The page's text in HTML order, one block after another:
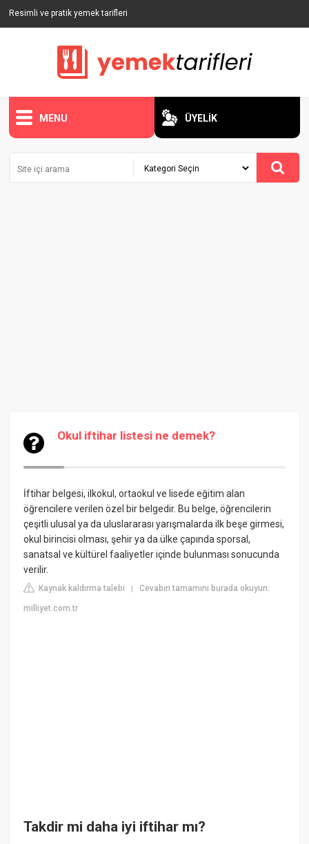
Resimli ve pratik yemek tarifleri
MENU ÜYELİK
Okul iftihar listesi ne demek?
İftihar belgesi, ilkokul, ortaokul ve lisede eğitim alan
öğrencilere verilen özel bir belgedir. Bu belge, öğrencilerin
çeşitli ulusal ya da uluslararası yarışmalarda ilk beşe girmesi,
okul birincisi olması, şehir ya da ülke çapında sporsal,
sanatsal ve kültürel faaliyetler içinde bulunması sonucunda
verilir.
Kaynak kaldırma talebi |Cevabın tamamını burada okuyun:
milliyet.com.tr
Takdir mi daha iyi iftihar mı?